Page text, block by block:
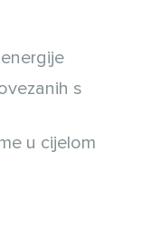
s
u cijelom